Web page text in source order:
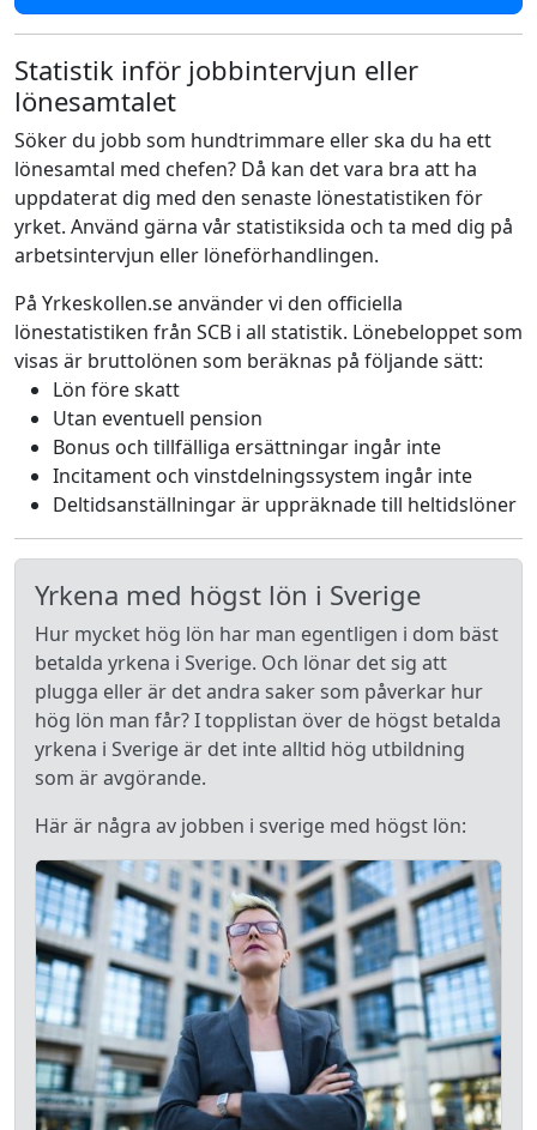
Statistik inför jobbintervjun eller
lönesamtalet
Söker du jobb som hundtrimmare eller ska du ha ett
lönesamtal med chefen? Då kan det vara bra att ha
uppdaterat dig med den senaste lönestatistiken för
yrket. Använd gärna vår statistiksida och ta med dig på
arbetsintervjun eller löneförhandlingen.
På Yrkeskollen.se använder vi den officiella
lönestatistiken från SCB i all statistik. Lönebeloppet som
visas är bruttolönen som beräknas på följande sätt:
Lön före skatt
Utan eventuell pension
Bonus och tillfälliga ersättningar ingår inte
Incitament och vinstdelningssystem ingår inte
Deltidsanställningar är uppräknade till heltidslöner
Yrkena med högst lön i Sverige
Hur mycket hög lön har man egentligen i dom bäst
betalda yrkena i Sverige. Och lönar det sig att
plugga eller är det andra saker som påverkar hur
hög lön man får? I topplistan över de högst betalda
yrkena i Sverige är det inte alltid hög utbildning
som är avgörande.
Här är några av jobben i sverige med högst lön: